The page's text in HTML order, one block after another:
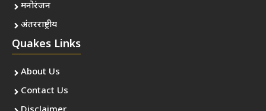
मनोरंजन
अंतरराष्ट्रीय
Quakes Links
About Us
Contact Us